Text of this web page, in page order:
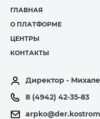
ГЛАВНАЯ
О ПЛАТФОРМЕ
ЦЕНТРЫ
КОНТАКТЫ
Директор -
8 (4942) 42-35-83